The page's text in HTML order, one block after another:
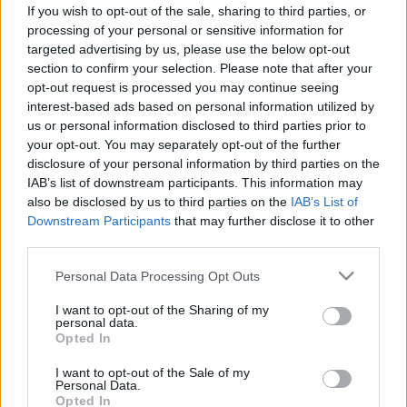
If you wish to opt-out of the sale, sharing to third parties, or
processing of your personal or sensitive information for
targeted advertising by us, please use the below opt-out
section to confirm your selection. Please note that after your
opt-out request is processed you may continue seeing
interest-based ads based on personal information utilized by
us or personal information disclosed to third parties prior to
your opt-out. You may separately opt-out of the further
disclosure of your personal information by third parties on the
IAB’s list of downstream participants. This information may
also be disclosed by us to third parties on the IAB’s List of
Downstream Participants that may further disclose it to other
Please note that this website/app uses one or more Google
not limited to your visit or usage behaviour. You may click to
grant or deny consent to Google and its third-party tags to
use your data for below specified purposes in below Google
consent section.
Personal Data Processing Opt Outs
I want to opt-out of the Sharing of my
personal data.
Opted In
I want to opt-out of the Sale of my
Personal Data.
Opted In
rohamokat